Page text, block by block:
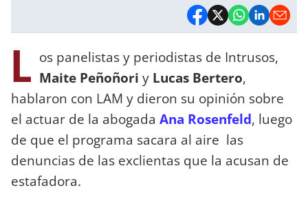
L os panelistas y periodistas de Intrusos,
Maite Peñoñori y Lucas Bertero,
hablaron con LAM y dieron su opinión sobre
el actuar de la abogada Ana Rosenfeld, luego
de que el programa sacara al aire las
denuncias de las exclientas que la acusan de
estafadora.